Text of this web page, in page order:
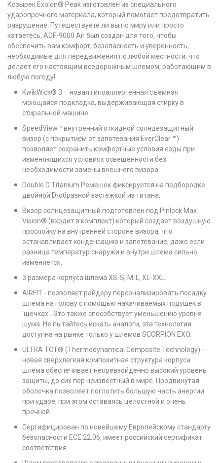
Козырек Exolon® Peak изготовлен из специального
ударопрочного материала, который помогает предотвратить
разрушение. Путешествуете ли вы по миру или просто
катаетесь, ADF-9000 Air был создан для того, чтобы
обеспечить вам комфорт, безопасность и уверенность,
необходимые для передвижения по любой местности; что
делает его настоящим вседорожным шлемом, работающим в
любую погоду!
KwikWick® 3 – новая гипоаллергенная съемная
моющаяся подкладка, выдерживающая стирку в
стиральной машине
SpeedView™ внутренний откидной солнцезащитный
визор (с покрытием от запотевания EverClear ™)
позволяет сохранить комфортные условия езды при
изменяющихся условиях освещенности без
необходимости замены внешнего визора.
Double D Titanium Ремешок фиксируется на подбородке
двойной D-образной застежкой из титана.
Визор солнцезащитный подготовлен под Pinlock Max
Vision® (входит в комплект) который создает воздушную
прослойку на внутренней стороне визора, что
останавливает конденсацию и запотевание, даже если
разница температур снаружи и внутри шлема сильно
изменяется.
3 размера корпуса шлема XS-S, M-L, XL-XXL.
AIRFIT - позволяет райдеру персонализировать посадку
шлема на голову с помощью накачиваемых подушек в
'щечках'. Это также способствует уменьшению уровня
шума. Не пытайтесь искать аналоги, эта технология
доступна на рынке только у шлемов SCORPION EXO.
ULTRA TCT® (Thermodynamical Composite Technology) -
новая сверхлегкая композитная структура корпуса
шлема обеспечивает непревзойденно высокий уровень
защиты, до сих пор неизвестный в мире. Продвинутая
оболочка позволяет поглотить большую часть энергии
при ударе, при этом оставаясь целостной и очень
прочной.
Сертифицирован по новейшему Европейскому стандарту
безопасности ECE 22.06, имеет российский сертификат
соответствия.